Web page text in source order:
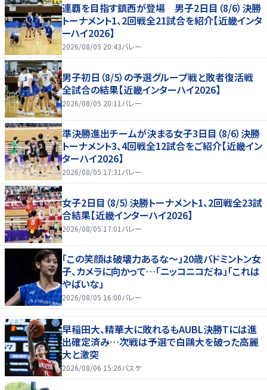
連覇を目指す鎮西が登場 男子2日目（8/6）決勝
トーナメント1、2回戦全21試合を紹介【近畿インタ
ーハイ2026】
2026/08/05 20:43バレー
男子初日（8/5）の予選グループ戦と敗者復活戦
全試合の結果【近畿インターハイ2026】
2026/08/05 20:11 バレー
準決勝進出チームが決まる女子3日目（8/6）決勝
トーナメント3、4回戦全12試合をご紹介【近畿イン
ターハイ2026】
2026/08/05 17:31バレー
女子2日目（8/5）決勝トーナメント1、2回戦全23試
合結果【近畿インターハイ2026】
2026/08/05 17:01 バレー
「この笑顔は破壊力あるな〜」20歳バドミントン女
子、カメラに向かって…「ニッコニコだね」「これは
やばいな」
2026/08/05 16:00バレー
早稲田大、精華大に敗れるもAUBL決勝Tには進
出確定済み…次戦は予選で白鷗大を破った高麗
大と激突
2026/08/06 15:26バスケ